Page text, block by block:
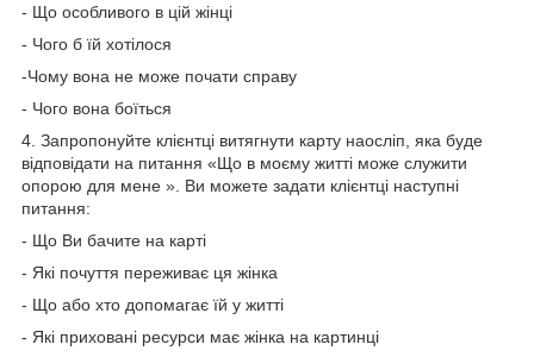
- Що особливого в цій жінці
- Чого б їй хотілося
-Чому вона не може почати справу
- Чого вона боїться
4. Запропонуйте клієнтці витягнути карту наосліп, яка буде
відповідати на питання «Що в моєму житті може служити
опорою для мене ». Ви можете задати клієнтці наступні
питання:
- Що Ви бачите на карті
- Які почуття переживає ця жінка
- Що або хто допомагає їй у житті
- Які приховані ресурси має жінка на картинці